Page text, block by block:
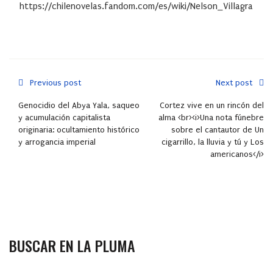
https://chilenovelas.fandom.com/es/wiki/Nelson_Villagra
Previous post
Genocidio del Abya Yala, saqueo
y acumulación capitalista
originaria: ocultamiento histórico
y arrogancia imperial
Next post
Cortez vive en un rincón del
alma <br><i>Una nota fúnebre
sobre el cantautor de Un
cigarrillo, la lluvia y tú y Los
americanos</i>
BUSCAR EN LA PLUMA